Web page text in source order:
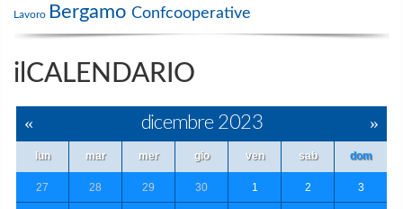
Lavoro Bergamo Confcooperative
ilCALENDARIO
« dicembre 2023 »
lun mar mer gio ven sab dom
27 28 29 30 1 2 3